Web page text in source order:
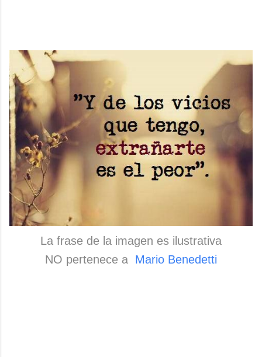
La frase de la imagen es ilustrativa
NO pertenece a Mario Benedetti